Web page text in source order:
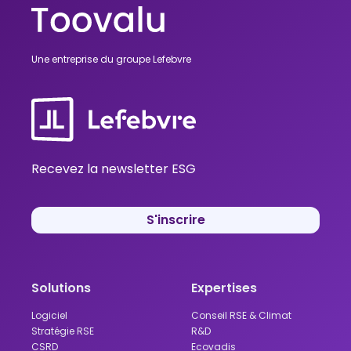
Une entreprise du groupe Lefebvre
Recevez la newsletter ESG
S'inscrire
Solutions
Logiciel
Stratégie RSE
CSRD
Expertises
Conseil RSE & Climat
R&D
Ecovadis